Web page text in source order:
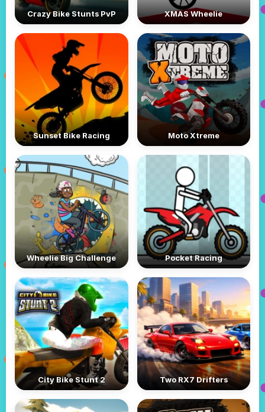
XMAS Wheelie
Crazy Bike Stunts PvP
Moto Xtreme
Sunset Bike Racing
Pocket Racing
Wheelie Big Challenge
Two RX7 Drifters
City Bike Stunt 2